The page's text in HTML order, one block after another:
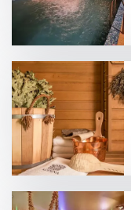
Мангал/ барбекю
Заказ по меню
Удобства
На берегу водоема
Комната отдыха
Детская комната
Сеновал